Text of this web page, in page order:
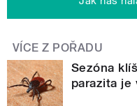
VÍCE Z POŘADU
Sezóna
parazita je